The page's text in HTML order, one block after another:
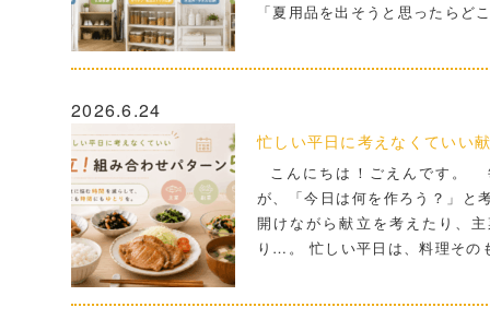
「夏用品を出そうと思ったらど
2026.6.24
忙しい平日に考えなくていい
こんにちは！ごえんです。
が、「今日は何を作ろう？」と
開けながら献立を考えたり、
り…。 忙しい平日は、料理そ